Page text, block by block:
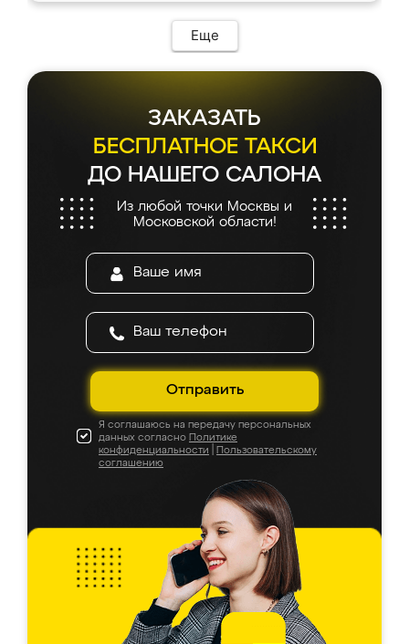
Еще
ЗАКАЗАТЬ
БЕСПЛАТНОЕ ТАКСИ
ДО НАШЕГО САЛОНА
Из любой точки Москвы и
Московской области!
Отправить
Я соглашаюсь на передачу персональных
данных согласно Политике
конфиденциальности
Пользовательскому
соглашению